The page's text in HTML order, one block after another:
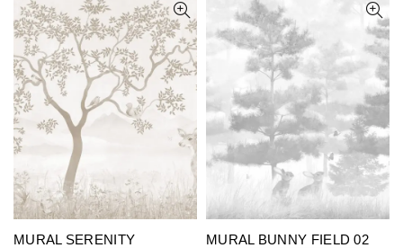
MURAL SERENITY
MURAL BUNNY FIELD 02